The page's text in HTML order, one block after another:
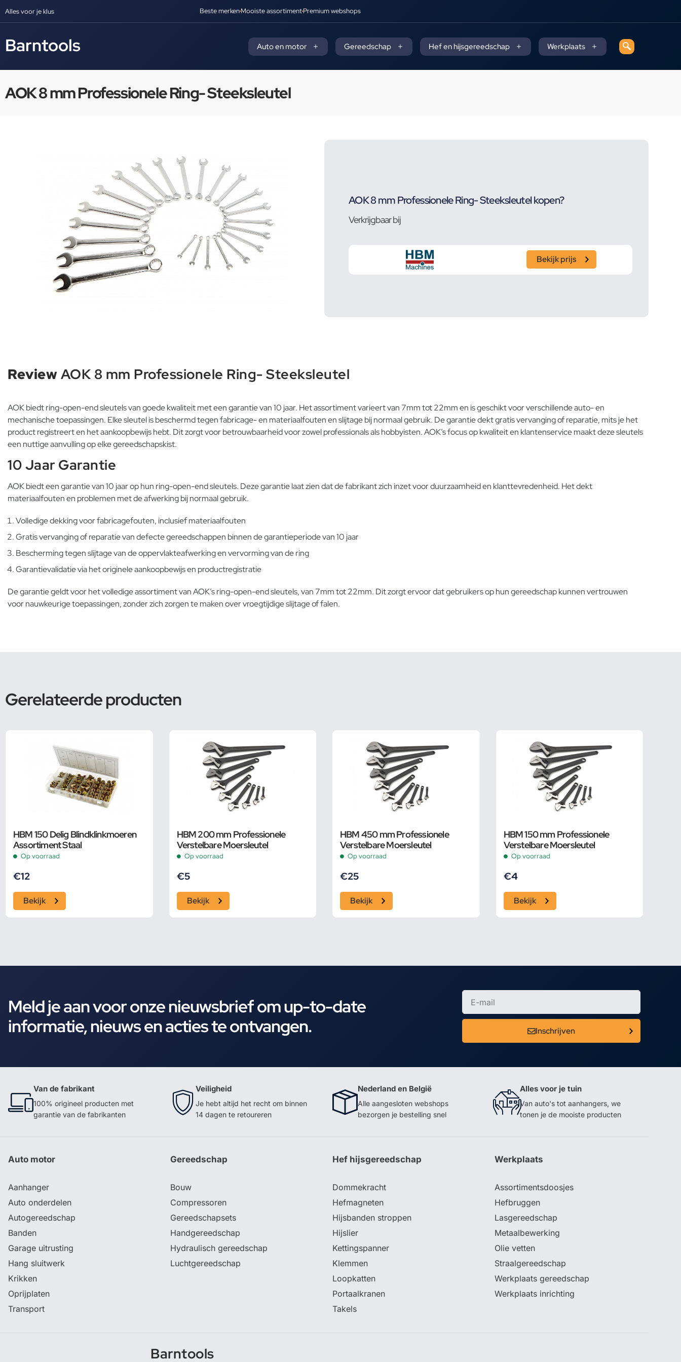
Alles voor je klus Beste merkenMooiste assortimentPremium webshops
Barntools Auto en motor Gereedschap Hef en hijsgereedschap Werkplaats
AOK 8 mm Professionele Ring- Steeksleutel
AOK 8 mm Professionele Ring- Steeksleutel kopen?
Verkrijgbaar bij
Bekijk prijs
ReviewAOK 8 mm Professionele Ring- Steeksleutel
AOK biedt ring-open-end sleutels van goede kwaliteit met een garantie van 10 jaar. Het assortiment varieert van 7mm tot 22mm en is geschikt voor verschillende auto- en
mechanische toepassingen. Elke sleutel is beschermd tegen fabricage- en materiaalfouten en slijtage bij normaal gebruik. De garantie dekt gratis vervanging of reparatie, mits je het
product registreert en het aankoopbewijs hebt. Dit zorgt voor betrouwbaarheid voor zowel professionals als hobbyisten. AOK’s focus op kwaliteit en klantenservice maakt deze sleutels
een nuttige aanvulling op elke gereedschapskist.
10 Jaar Garantie
AOK biedt een garantie van 10 jaar op hun ring-open-end sleutels. Deze garantie laat zien dat de fabrikant zich inzet voor duurzaamheid en klanttevredenheid. Het dekt
materiaalfouten en problemen met de afwerking bij normaal gebruik.
Volledige dekking voor fabricagefouten, inclusief materiaalfouten
Gratis vervanging of reparatie van defecte gereedschappen binnen de garantieperiode van 10 jaar
Bescherming tegen slijtage van de oppervlakteafwerking en vervorming van de ring
Garantievalidatie via het originele aankoopbewijs en productregistratie
De garantie geldt voor het volledige assortiment van AOK’s ring-open-end sleutels, van 7mm tot 22mm. Dit zorgt ervoor dat gebruikers op hun gereedschap kunnen vertrouwen
voor nauwkeurige toepassingen, zonder zich zorgen te maken over vroegtijdige slijtage of falen.
Gerelateerde producten
HBM 150 Delig Blindklinkmoeren
Assortiment Staal
Op voorraad
€12
Bekijk
HBM 200 mm Professionele
Verstelbare Moersleutel
Op voorraad
€5
Bekijk
HBM 450 mm Professionele
Verstelbare Moersleutel
Op voorraad
€25
Bekijk
HBM 150 mm Professionele
Verstelbare Moersleutel
Op voorraad
€4
Bekijk
Meld je aan voor onze nieuwsbrief om up-to-date
informatie, nieuws en acties te ontvangen.
Inschrijven
Van de fabrikant
100% origineel producten met
garantie van de fabrikanten
Veiligheid
Je hebt altijd het recht om binnen
14 dagen te retoureren
Nederland en België
Alle aangesloten webshops
bezorgen je bestelling snel
Alles voor je tuin
Van auto's tot aanhangers, we
tonen je de mooiste producten
Auto motor
Aanhanger
Auto onderdelen
Autogereedschap
Banden
Garage uitrusting
Hang sluitwerk
Krikken
Oprijplaten
Transport
Gereedschap
Bouw
Compressoren
Gereedschapsets
Handgereedschap
Hydraulisch gereedschap
Luchtgereedschap
Hef hijsgereedschap
Dommekracht
Hefmagneten
Hijsbanden stroppen
Hijslier
Kettingspanner
Klemmen
Loopkatten
Portaalkranen
Takels
Werkplaats
Assortimentsdoosjes
Hefbruggen
Lasgereedschap
Metaalbewerking
Olie vetten
Straalgereedschap
Werkplaats gereedschap
Werkplaats inrichting
Barntools